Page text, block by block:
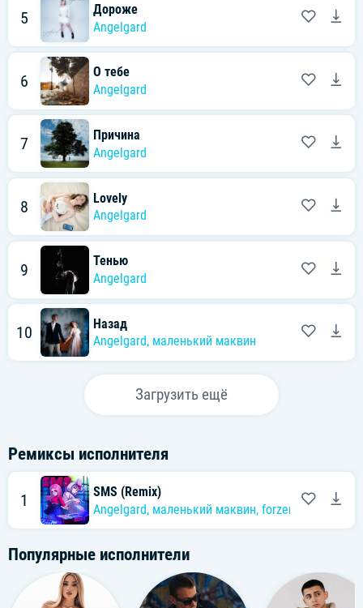
5
Дороже
Angelgard
6
О тебе
Angelgard
7
Причина
Angelgard
8
Lovely
Angelgard
9
Тенью
Angelgard
10
Назад
Angelgard, маленький маквин
Загрузить ещё
Ремиксы исполнителя
1
SMS (Remix)
Angelgard, маленький маквин, forzen
Популярные исполнители